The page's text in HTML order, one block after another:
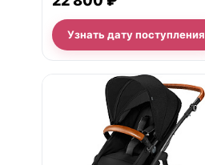
Узнать дату поступления